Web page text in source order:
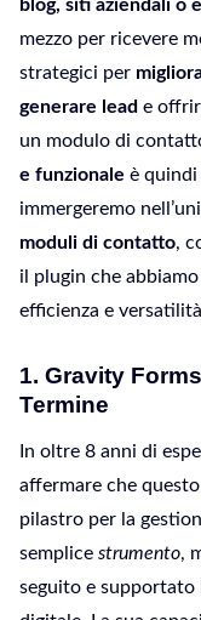
blog, siti aziendali o
mezzo per ricevere
strategici per
generare lead e
un modulo di
e funzionale è
immergeremo
moduli di contatto,
il plugin che
efficienza e
1. Gravity
Termine
In oltre 8 anni di
affermare che
pilastro per la
semplice strumento,
seguito e supportato